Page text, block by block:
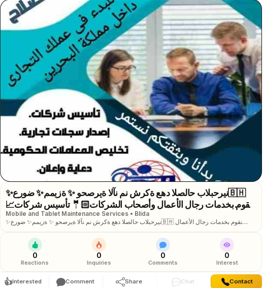
✨عروض ✨مميزة ✨ وحصرية الآن من شركة عهد الصلاح بالبحرين⁦🇧🇭⁩
نقوم بخدمات رجال الأعمال وأصحاب الشركات🤵🏻 تأسيس شركات📈
Mobile and Tablet Maintenance Services • Blida
✨عروض ✨مميزة ✨ وحصرية الآن من شركة عهد الصلاح بالبحرين⁦🇧🇭⁩ نقوم بخدمات رجال الأعمال
إستخراج كافة الموافقات الأمنية👨&zwj;✈ إقامات وزيارات🛩 جميع الإجراءات تتم على يد متخصصين
محترفين العرض لفترة محدودة ⏳ للتواصل خاص ا/ سما محمود 📲 لخدمتكم بدأنا وبثقتكم نستمر
0
Reactions
0
Inquiries
0
Comments
0
Interest
👍Interested Comment Share Chat Contact